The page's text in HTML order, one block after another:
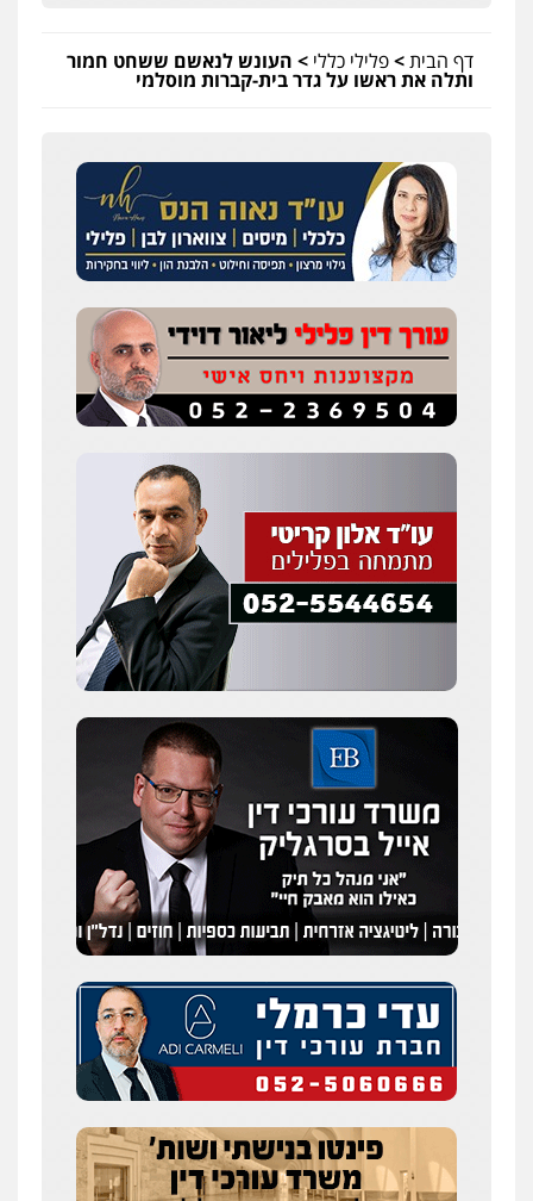
דף הבית>פלילי כללי > העונש לנאשם ששחט חמור
ותלה את ראשו על גדר בית-קברות מוסלמי